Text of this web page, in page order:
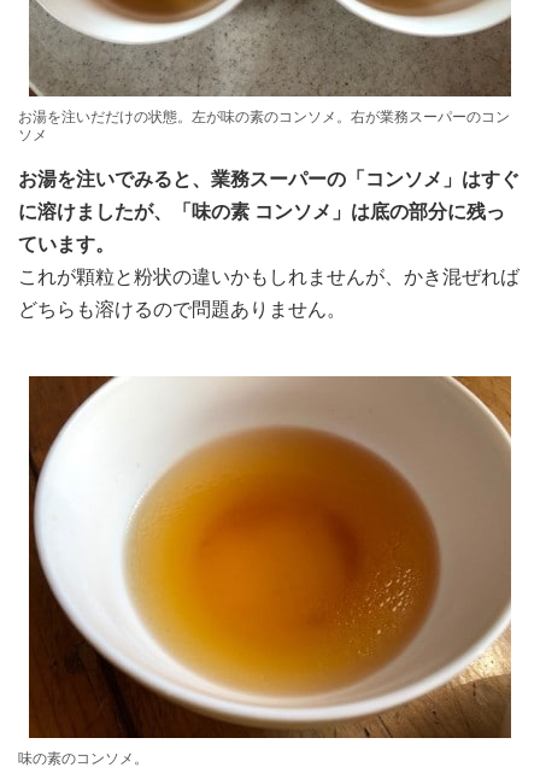
お湯を注いだだけの状態。左が味の素のコンソメ。右が業務スーパーのコン
ソメ
お湯を注いでみると、業務スーパーの「コンソメ」はすぐ
に溶けましたが、「味の素 コンソメ」は底の部分に残っ
ています。
これが顆粒と粉状の違いかもしれませんが、かき混ぜれば
どちらも溶けるので問題ありません。
味の素のコンソメ。